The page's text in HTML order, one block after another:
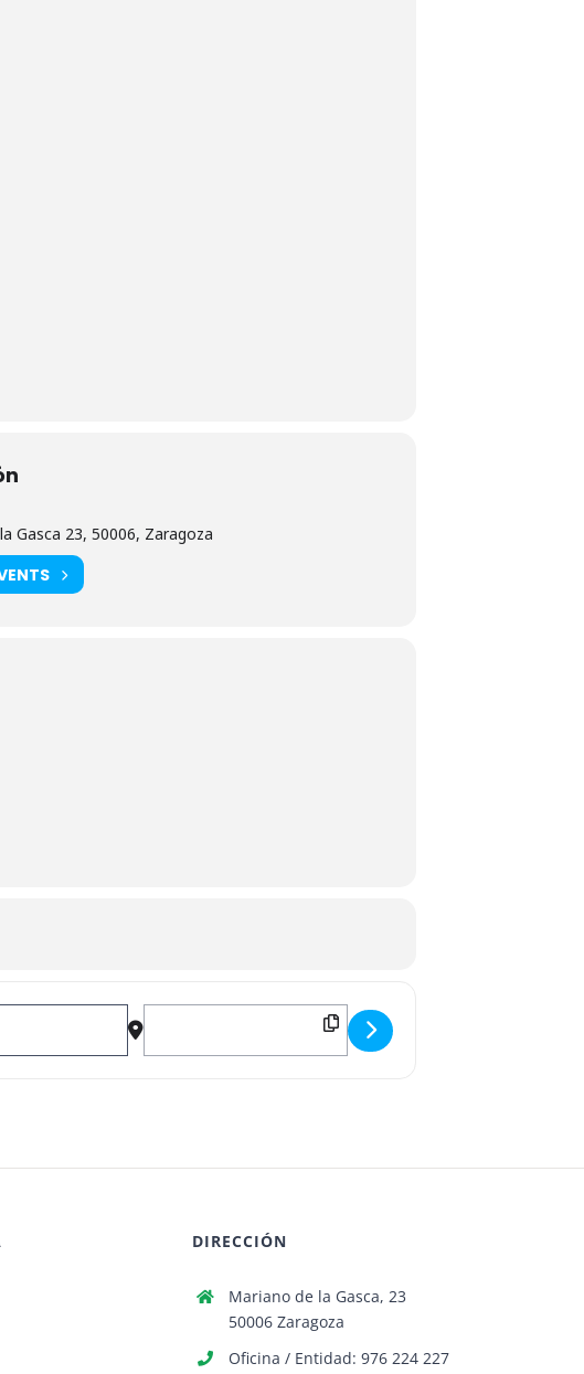
Gasca 23, 50006, Zaragoza
Destination Address - XXXII SALÓN DE PRIMAVERA []
DIRECCIÓN
Mariano de la Gasca, 23
50006 Zaragoza
Oficina / Entidad: 976 224 227